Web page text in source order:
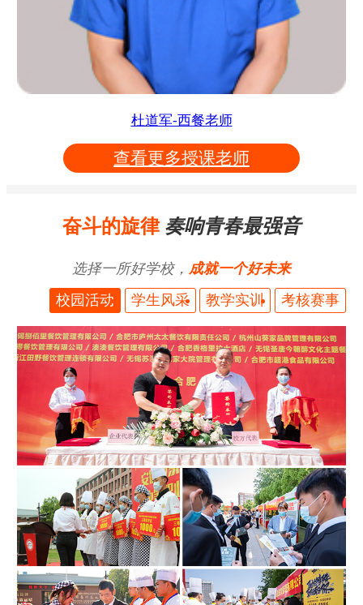
杜道军-西餐老师
查看更多授课老师
奋斗的旋律奏响青春最强音
选择一所好学校， 成就一个好未来
校园活动
学生风采 教学实训 考核赛事